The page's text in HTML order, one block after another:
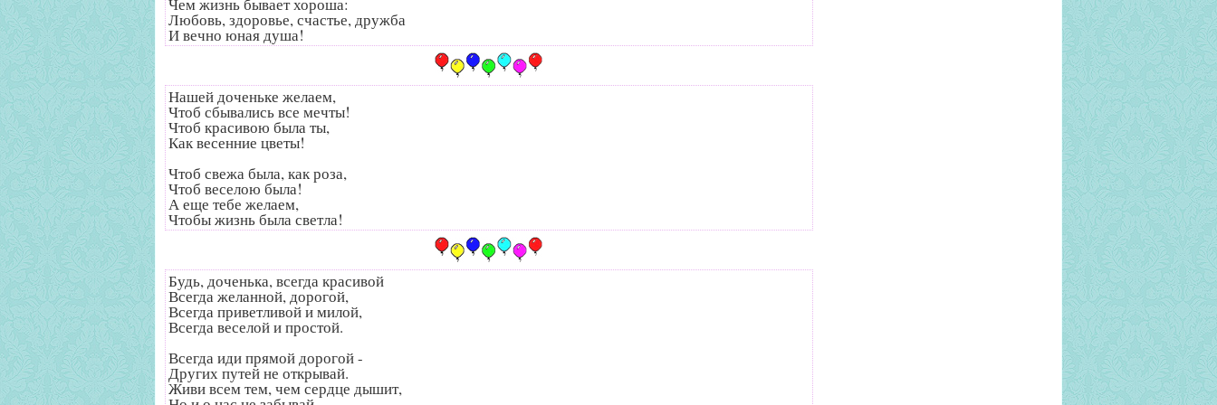
Любовь, здоровье, счастье, дружба
И вечно юная душа!
Нашей доченьке желаем,
Чтоб сбывались все мечты!
Чтоб красивою была ты,
Как весенние цветы!
Чтоб свежа была, как роза,
Чтоб веселою была!
А еще тебе желаем,
Чтобы жизнь была светла!
Будь, доченька, всегда красивой
Всегда желанной, дорогой,
Всегда приветливой и милой,
Всегда веселой и простой.
Всегда иди прямой дорогой -
Других путей не открывай.
Живи всем тем, чем сердце дышит,